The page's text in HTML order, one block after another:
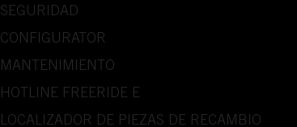
SEGURIDAD
CONFIGURATOR
MANTENIMIENTO
HOTLINE FREERIDE E
LOCALIZADOR DE PIEZAS DE RECAMBIO